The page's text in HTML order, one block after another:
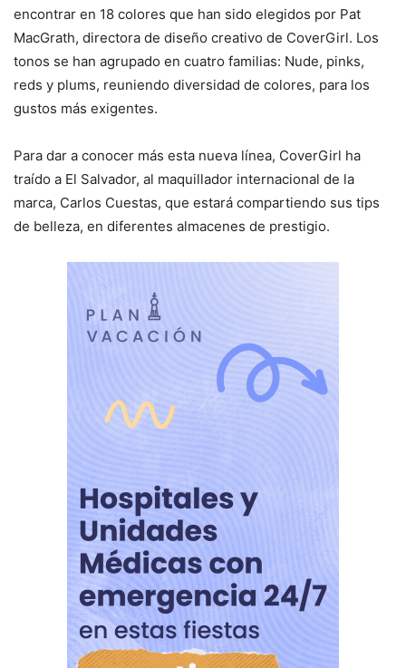
encontrar en 18 colores que han sido elegidos por Pat
MacGrath, directora de diseño creativo de CoverGirl. Los
tonos se han agrupado en cuatro familias: Nude, pinks,
reds y plums, reuniendo diversidad de colores, para los
gustos más exigentes.
Para dar a conocer más esta nueva línea, CoverGirl ha
traído a El Salvador, al maquillador internacional de la
marca, Carlos Cuestas, que estará compartiendo sus tips
de belleza, en diferentes almacenes de prestigio.